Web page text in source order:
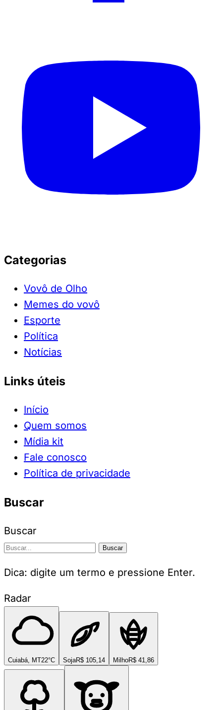
Categorias
Vovô de Olho
Memes do vovô
Esporte
Política
Notícias
Links úteis
Início
Quem somos
Mídia kit
Fale conosco
Política de privacidade
Buscar
Buscar
Buscar
Dica: digite um termo e pressione Enter.
Radar
Cuiabá, MT22°C SojaR$ 105,14 MilhoR$ 41,86